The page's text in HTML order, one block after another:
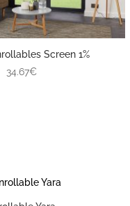
Screen 1%
34.67€